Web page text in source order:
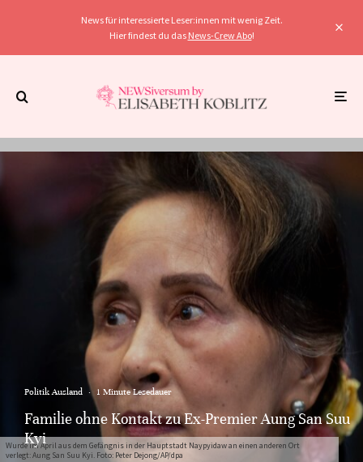
News für interessierte Leser:innen mit wenig Zeit.
Hier findest du das News-Crew Abo!
Wurde im April aus dem Gefängnis in der Hauptstadt Naypyidaw an einen anderen Ort
verlegt: Aung San Suu Kyi. Foto: Peter Dejong/AP/dpa
Politik Ausland · 1 Minute Lesedauer
Familie ohne Kontakt zu Ex-Premier Aung San Suu
Kyi